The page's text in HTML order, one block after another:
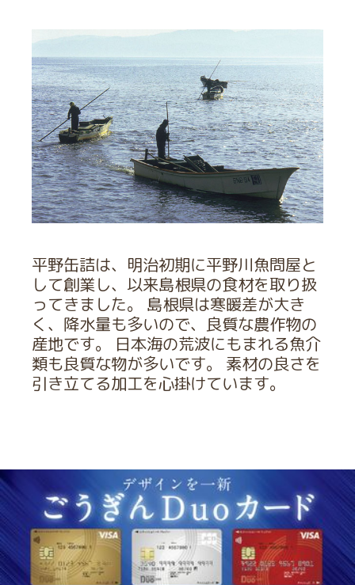
平野缶詰は、明治初期に平野川魚問屋と
して創業し、以来島根県の食材を取り扱
ってきました。 島根県は寒暖差が大き
く、降水量も多いので、良質な農作物の
産地です。 日本海の荒波にもまれる魚介
類も良質な物が多いです。 素材の良さを
引き立てる加工を心掛けています。